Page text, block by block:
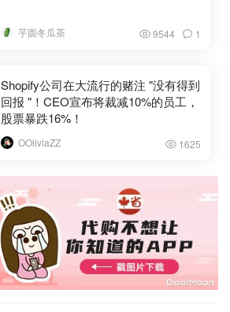
芋圆冬瓜茶 9544 1
Shopify公司在大流行的赌注 "没有得到
回报 "！CEO宣布将裁减10%的员工，
股票暴跌16%！
OOliviaZZ 1625